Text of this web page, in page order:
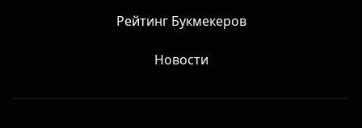
Рейтинг Букмекеров
Новости